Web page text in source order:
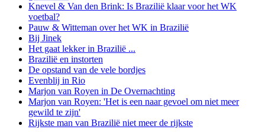
Knevel & Van den Brink: Is Brazilië klaar voor het WK
voetbal?
Pauw & Witteman over het WK in Brazilië
Bij Jinek
Het gaat lekker in Brazilië ...
Brazilië en instorten
De opstand van de vele bordjes
Evenblij in Rio
Marjon van Royen in De Overnachting
Marjon van Royen: 'Het is een naar gevoel om niet meer
gewild te zijn'
Rijkste man van Brazilië niet meer de rijkste